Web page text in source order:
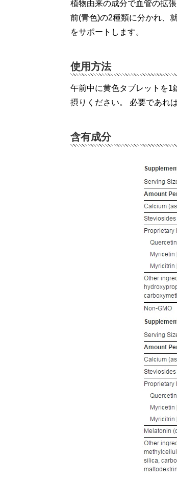
植物由来の成分で血管の拡
前(青色)の2種類に分かれ、
をサポートします。
使用方法
午前中に黄色タブレットを1
摂りください。 必要であれ
含有成分